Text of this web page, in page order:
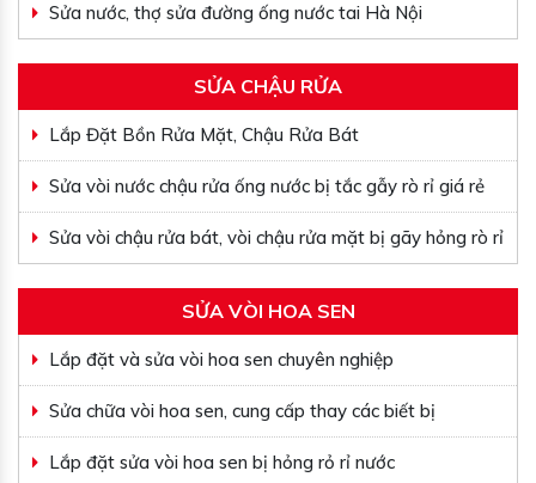
Sửa nước, thợ sửa đường ống nước tai Hà Nội
SỬA CHẬU RỬA
Lắp Đặt Bồn Rửa Mặt, Chậu Rửa Bát
Sửa vòi nước chậu rửa ống nước bị tắc gẫy rò rỉ giá rẻ
Sửa vòi chậu rửa bát, vòi chậu rửa mặt bị gãy hỏng rò rỉ
SỬA VÒI HOA SEN
Lắp đặt và sửa vòi hoa sen chuyên nghiệp
Sửa chữa vòi hoa sen, cung cấp thay các biết bị
Lắp đặt sửa vòi hoa sen bị hỏng rỏ rỉ nước